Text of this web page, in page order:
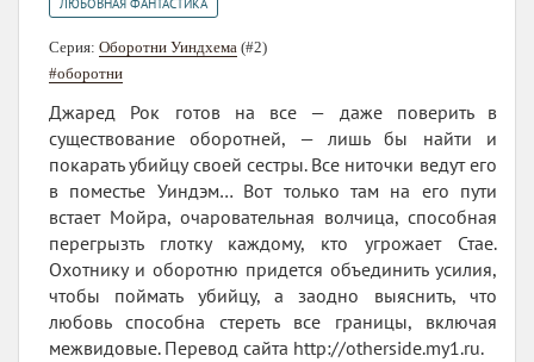
ЛЮБОВНАЯ ФАНТАСТИКА
Серия: Оборотни Уиндхема (#2)
#оборотни
Джаред Рок готов на все — даже поверить в
существование оборотней, — лишь бы найти и
покарать убийцу своей сестры. Все ниточки ведут его
в поместье Уиндэм… Вот только там на его пути
встает Мойра, очаровательная волчица, способная
перегрызть глотку каждому, кто угрожает Стае.
Охотнику и оборотню придется объединить усилия,
чтобы поймать убийцу, а заодно выяснить, что
любовь способна стереть все границы, включая
межвидовые. Перевод сайта http://otherside.my1.ru.